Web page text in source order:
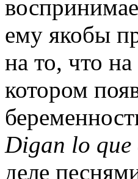
ему якобы
на то, что
котором
Digan lo que
деле